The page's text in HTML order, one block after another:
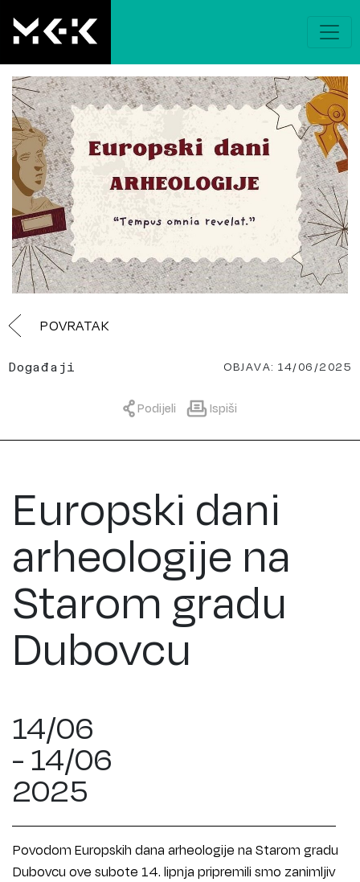
POVRATAK
Događaji OBJAVA: 14/06/2025
Podijeli Ispiši
Europski dani
arheologije na
Starom gradu
Dubovcu
14/06
- 14/06
2025
Povodom Europskih dana arheologije na Starom gradu
Dubovcu ove subote 14. lipnja pripremili smo zanimljiv